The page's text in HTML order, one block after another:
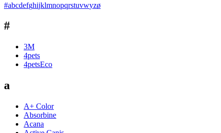
#abcdefghijklmnopqrstuvwyzø
#
3M
4pets
4petsEco
a
A+ Color
Absorbine
Acana